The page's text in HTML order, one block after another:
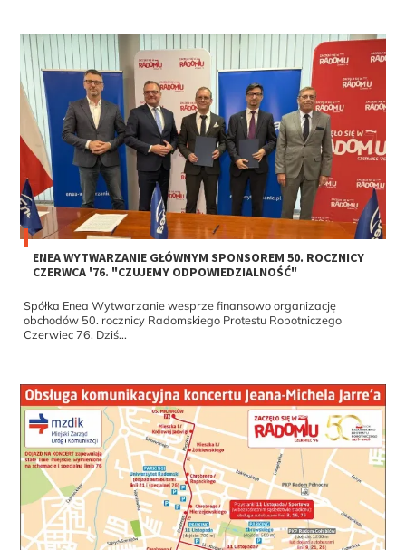
ENEA WYTWARZANIE GŁÓWNYM SPONSOREM 50. ROCZNICY
CZERWCA '76. "CZUJEMY ODPOWIEDZIALNOŚĆ"
Spółka Enea Wytwarzanie wesprze finansowo organizację
obchodów 50. rocznicy Radomskiego Protestu Robotniczego
Czerwiec 76. Dziś...